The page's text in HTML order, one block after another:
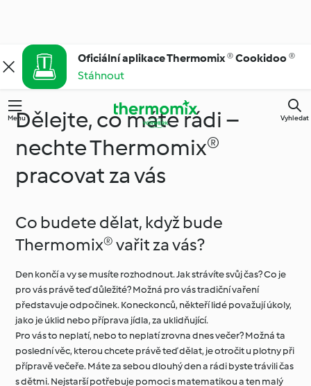
Oficiální aplikace Thermomix ® Cookidoo ®
Stáhnout
Menu Vyhledat
Dělejte, co máte rádi –
nechte Thermomix®
pracovat za vás
Co budete dělat, když bude
Thermomix® vařit za vás?
Den končí a vy se musíte rozhodnout. Jak strávíte svůj čas? Co je
pro vás právě teď důležité? Možná pro vás tradiční vaření
představuje odpočinek. Koneckonců, někteří lidé považují úkoly,
jako je úklid nebo příprava jídla, za uklidňující.
Pro vás to neplatí, nebo to neplatí zrovna dnes večer? Možná ta
poslední věc, kterou chcete právě teď dělat, je otročit u plotny při
přípravě večeře. Máte za sebou dlouhý den a rádi byste trávili čas
s dětmi. Nejstarší potřebuje pomoci s matematikou a ten malý